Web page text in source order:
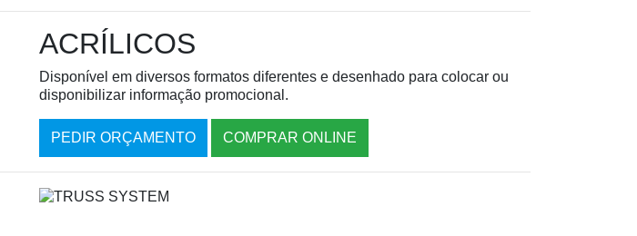
ACRÍLICOS
Disponível em diversos formatos diferentes e desenhado para colocar ou
disponibilizar informação promocional.
PEDIR ORÇAMENTO COMPRAR ONLINE